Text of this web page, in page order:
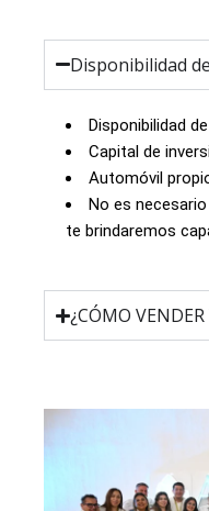
Disponibilidad
Disponibilidad
Capital de
Automóvil
No es
te brindaremos
¿CÓMO